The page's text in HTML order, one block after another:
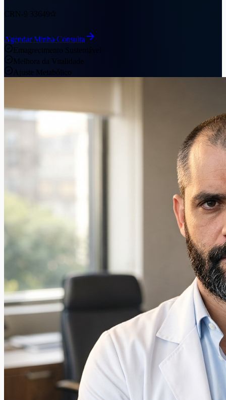
CRN-9 33649
Agendar Minha Consulta
Emagrecimento Sustentável
Melhora da Vitalidade
Ajuste Metabólico